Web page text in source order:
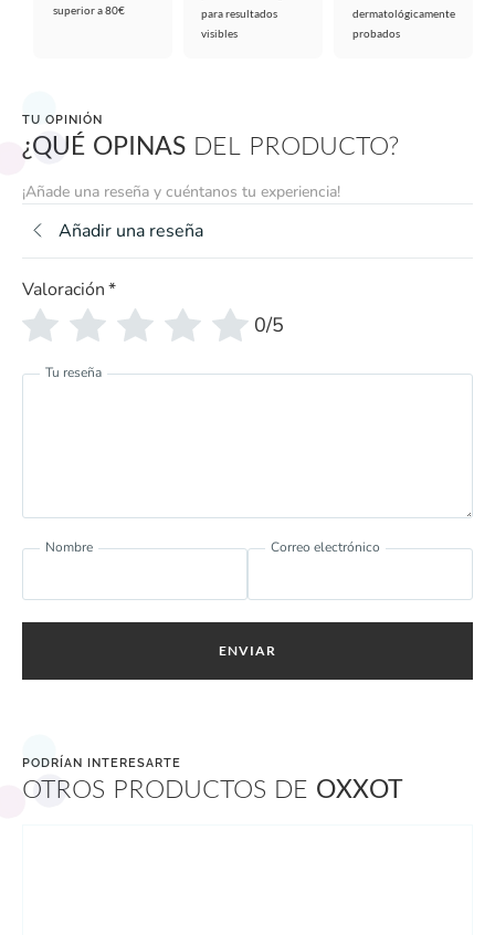
superior a 80€
para resultados
visibles
dermatológicamente
probados
TU OPINIÓN
¿QUÉ OPINAS DEL PRODUCTO?
¡Añade una reseña y cuéntanos tu experiencia!
Añadir una reseña
Valoración*
0/5
Tu reseña
Nombre Correo electrónico
ENVIAR
PODRÍAN INTERESARTE
OTROS PRODUCTOS DE OXXOT